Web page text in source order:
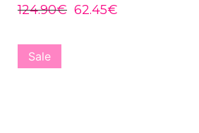
124.90€ 62.45€
Sale